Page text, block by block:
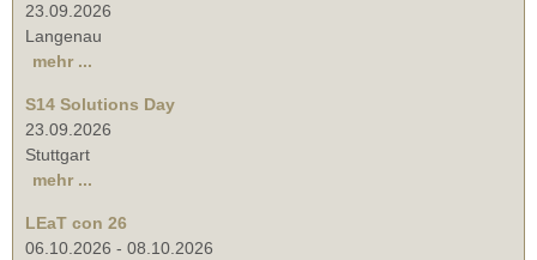
23.09.2026
Langenau
mehr ...
S14 Solutions Day
23.09.2026
Stuttgart
mehr ...
LEaT con 26
06.10.2026 - 08.10.2026